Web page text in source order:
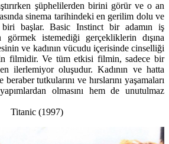
şüphelilerden birini görür ve o an
sinema tarihindeki en gerilim dolu ve
başlar. Basic Instinct bir adamın iş
görmek istemediği gerçekliklerin dışına
ve kadının vücudu içerisinde cinselliği
filmidir. Ve tüm etkisi filmin, sadece bir
ilerlemiyor oluşudur. Kadının ve hatta
tutkularını ve hırslarını yaşamaları
olmasını hem de unutulmaz
Titanic (1997)